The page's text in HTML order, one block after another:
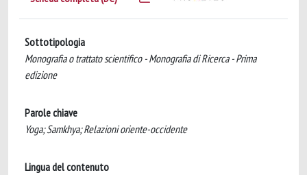
Sottotipologia
Monografia o trattato scientifico - Monografia di Ricerca - Prima
edizione
Parole chiave
Yoga; Samkhya; Relazioni oriente-occidente
Lingua del contenuto